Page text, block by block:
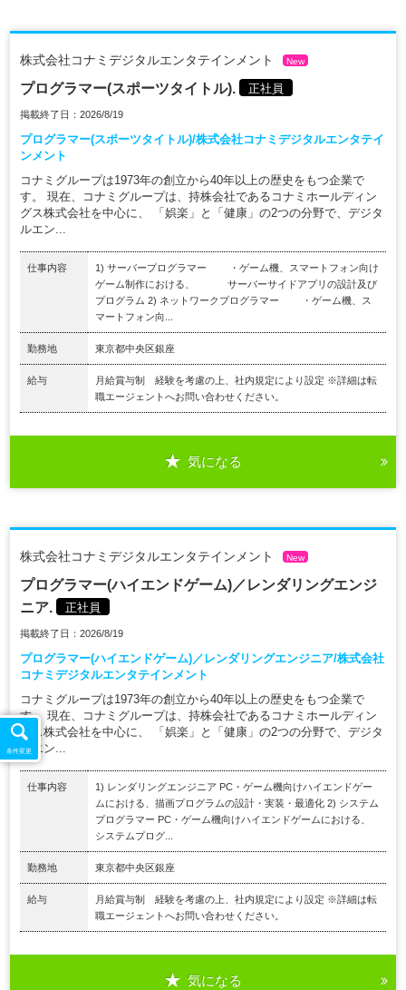
株式会社コナミデジタルエンタテインメント New
プログラマー(スポーツタイトル). 正社員
掲載終了日：2026/8/19
プログラマー(スポーツタイトル)/株式会社コナミデジタルエンタテイ
ンメント
コナミグループは1973年の創立から40年以上の歴史をもつ企業で
す。 現在、コナミグループは、持株会社であるコナミホールディン
グス株式会社を中心に、 「娯楽」と「健康」の2つの分野で、デジタ
ルエン...
仕事内容
1) サーバープログラマー ・ゲーム機、スマートフォン向け
ゲーム制作における、 サーバーサイドアプリの設計及び
プログラム 2) ネットワークプログラマー ・ゲーム機、ス
マートフォン向...
勤務地 東京都中央区銀座
給与
月給賞与制 経験を考慮の上、社内規定により設定 ※詳細は転
職エージェントへお問い合わせください。
気になる
株式会社コナミデジタルエンタテインメント New
プログラマー(ハイエンドゲーム)／レンダリングエンジ
ニア.
正社員
掲載終了日：2026/8/19
プログラマー(ハイエンドゲーム)／レンダリングエンジニア/株式会社
コナミデジタルエンタテインメント
コナミグループは1973年の創立から40年以上の歴史をもつ企業で
す。 現在、コナミグループは、持株会社であるコナミホールディン
グス株式会社を中心に、 「娯楽」と「健康」の2つの分野で、デジタ
ルエン...
仕事内容
1) レンダリングエンジニア PC・ゲーム機向けハイエンドゲー
ムにおける、描画プログラムの設計・実装・最適化 2) システム
プログラマー PC・ゲーム機向けハイエンドゲームにおける、
システムプログ...
勤務地 東京都中央区銀座
給与
月給賞与制 経験を考慮の上、社内規定により設定 ※詳細は転
職エージェントへお問い合わせください。
気になる
条件変更